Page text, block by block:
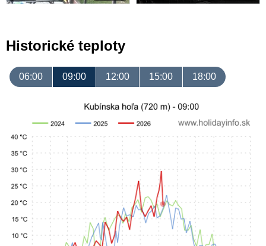
Historické teploty
06:00 09:00 12:00 15:00 18:00